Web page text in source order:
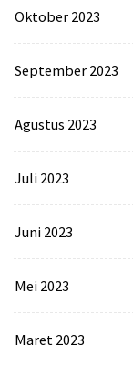
Oktober 2023
September 2023
Agustus 2023
Juli 2023
Juni 2023
Mei 2023
Maret 2023